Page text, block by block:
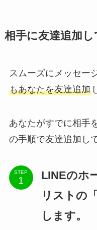
相手に友達追加し
スムーズにメッセー
もあなたを友達追加
あなたがすでに相手
の手順で友達追加し
STEP
LINEのホ
リストの
します。